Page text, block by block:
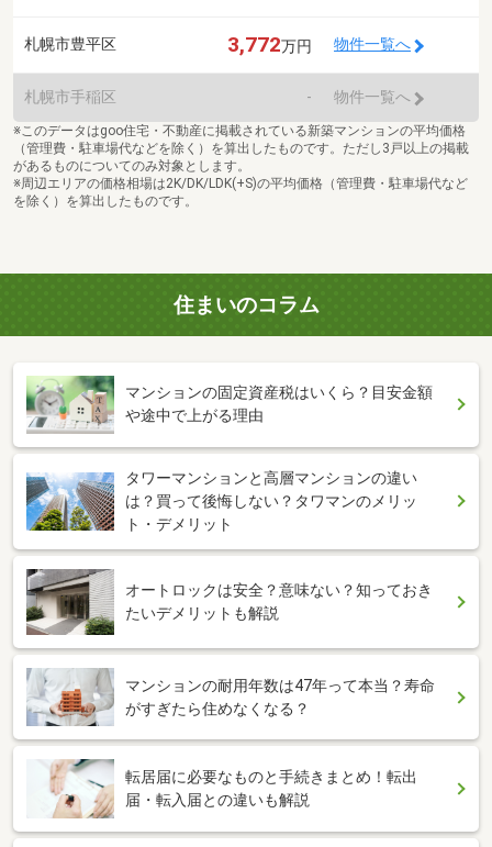
札幌市豊平区 3,772万円 物件一覧へ
札幌市手稲区 - 物件一覧へ
※このデータはgoo住宅・不動産に掲載されている新築マンションの平均価格
（管理費・駐車場代などを除く）を算出したものです。ただし3戸以上の掲載
があるものについてのみ対象とします。
※周辺エリアの価格相場は2K/DK/LDK(+S)の平均価格（管理費・駐車場代など
を除く）を算出したものです。
住まいのコラム
マンションの固定資産税はいくら？目安金額
や途中で上がる理由
タワーマンションと高層マンションの違い
は？買って後悔しない？タワマンのメリッ
ト・デメリット
オートロックは安全？意味ない？知っておき
たいデメリットも解説
マンションの耐用年数は47年って本当？寿命
がすぎたら住めなくなる？
転居届に必要なものと手続きまとめ！転出
届・転入届との違いも解説